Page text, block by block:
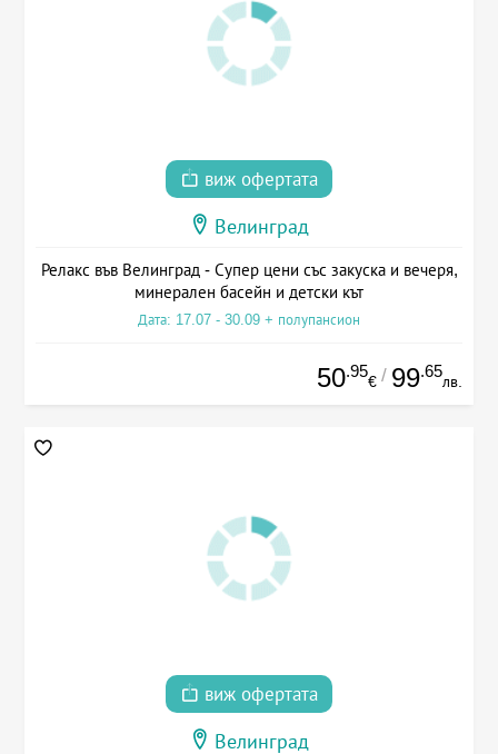
виж офертата
Велинград
Релакс във Велинград - Супер цени със закуска и вечеря,
минерален басейн и детски кът
Дата: 17.07 - 30.09 + полупансион
50.95
€ / 99.65
лв.
виж офертата
Велинград